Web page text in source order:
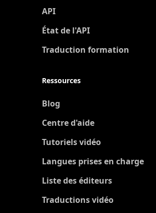
API
État de l'API
Traduction formation
Ressources
Blog
Centre d'aide
Tutoriels vidéo
Langues prises en charge
Liste des éditeurs
Traductions vidéo